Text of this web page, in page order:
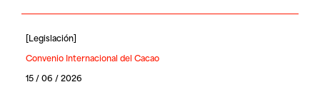
[Legislación]
Convenio Internacional del Cacao
15 / 06 / 2026